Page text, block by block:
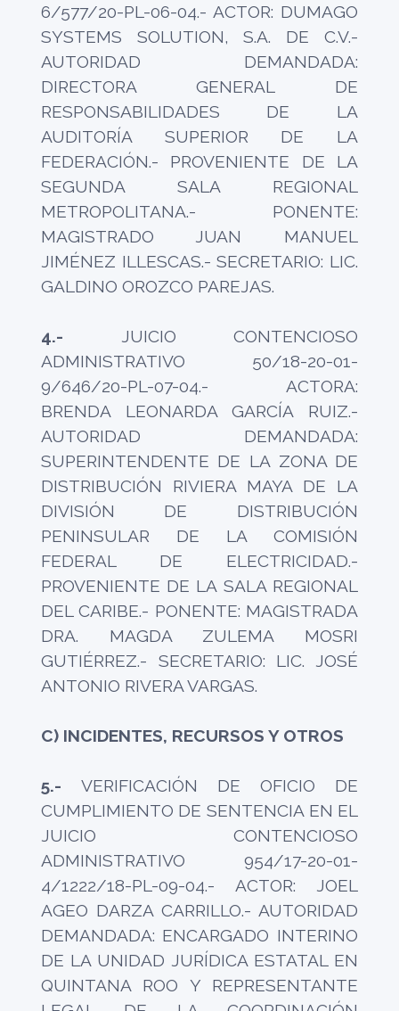
6/577/20-PL-06-04.- ACTOR: DUMAGO
SYSTEMS SOLUTION, S.A. DE C.V.-
AUTORIDAD DEMANDADA:
DIRECTORA GENERAL DE
RESPONSABILIDADES DE LA
AUDITORÍA SUPERIOR DE LA
FEDERACIÓN.- PROVENIENTE DE LA
SEGUNDA SALA REGIONAL
METROPOLITANA.- PONENTE:
MAGISTRADO JUAN MANUEL
JIMÉNEZ ILLESCAS.- SECRETARIO: LIC.
GALDINO OROZCO PAREJAS.
4.- JUICIO CONTENCIOSO
ADMINISTRATIVO 50/18-20-01-
9/646/20-PL-07-04.- ACTORA:
BRENDA LEONARDA GARCÍA RUIZ.-
AUTORIDAD DEMANDADA:
SUPERINTENDENTE DE LA ZONA DE
DISTRIBUCIÓN RIVIERA MAYA DE LA
DIVISIÓN DE DISTRIBUCIÓN
PENINSULAR DE LA COMISIÓN
FEDERAL DE ELECTRICIDAD.-
PROVENIENTE DE LA SALA REGIONAL
DEL CARIBE.- PONENTE: MAGISTRADA
DRA. MAGDA ZULEMA MOSRI
GUTIÉRREZ.- SECRETARIO: LIC. JOSÉ
ANTONIO RIVERA VARGAS.
C) INCIDENTES, RECURSOS Y OTROS
5.- VERIFICACIÓN DE OFICIO DE
CUMPLIMIENTO DE SENTENCIA EN EL
JUICIO CONTENCIOSO
ADMINISTRATIVO 954/17-20-01-
4/1222/18-PL-09-04.- ACTOR: JOEL
AGEO DARZA CARRILLO.- AUTORIDAD
DEMANDADA: ENCARGADO INTERINO
DE LA UNIDAD JURÍDICA ESTATAL EN
QUINTANA ROO Y REPRESENTANTE